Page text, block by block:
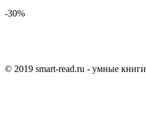
-30%
© 2019 smart-read.ru - умные книги